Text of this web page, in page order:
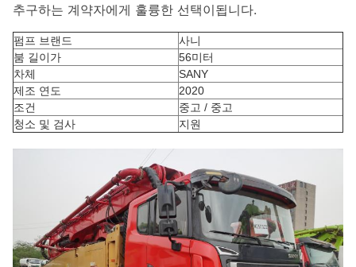
추구하는 계약자에게 훌륭한 선택이됩니다.
펌프 브랜드
사니
붐 길이가
56미터
차체
SANY
제조 연도
2020
조건
중고 / 중고
청소 및 검사
지원